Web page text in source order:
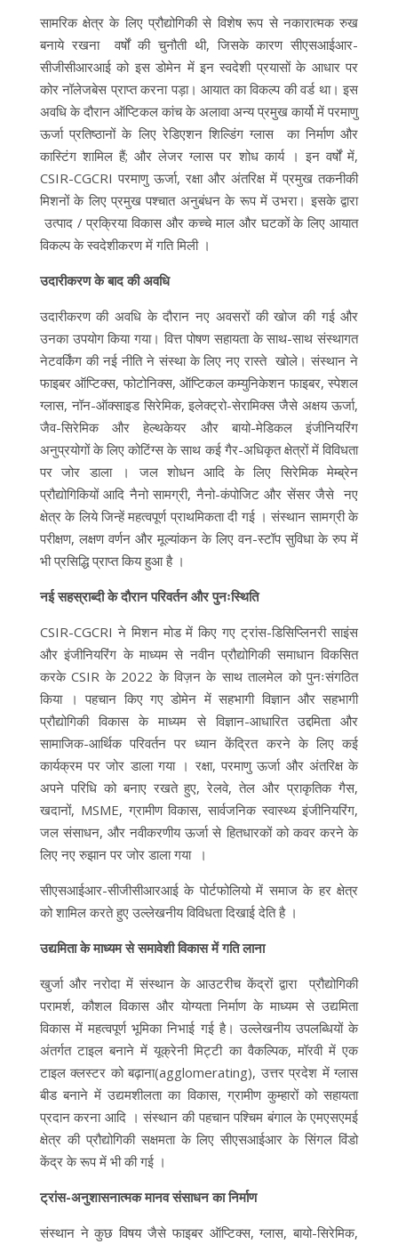
सामरिक क्षेत्र के लिए प्रौद्योगिकी से विशेष रूप से नकारात्मक रुख
बनाये रखना वर्षों की चुनौती थी, जिसके कारण सीएसआईआर-
सीजीसीआरआई को इस डोमेन में इन स्वदेशी प्रयासों के आधार पर
कोर नॉलेजबेस प्राप्त करना पड़ा। आयात का विकल्प की वर्ड था। इस
अवधि के दौरान ऑप्टिकल कांच के अलावा अन्य प्रमुख कार्यो में परमाणु
ऊर्जा प्रतिष्ठानों के लिए रेडिएशन शिल्डिंग ग्लास का निर्माण और
कास्टिंग शामिल हैं; और लेजर ग्लास पर शोध कार्य । इन वर्षों में,
CSIR-CGCRI परमाणु ऊर्जा, रक्षा और अंतरिक्ष में प्रमुख तकनीकी
मिशनों के लिए प्रमुख पश्चात अनुबंधन के रूप में उभरा। इसके द्वारा
उत्पाद / प्रक्रिया विकास और कच्चे माल और घटकों के लिए आयात
विकल्प के स्वदेशीकरण में गति मिली ।
उदारीकरण के बाद की अवधि
उदारीकरण की अवधि के दौरान नए अवसरों की खोज की गई और
उनका उपयोग किया गया। वित्त पोषण सहायता के साथ-साथ संस्थागत
नेटवर्किंग की नई नीति ने संस्था के लिए नए रास्ते खोले। संस्थान ने
फाइबर ऑप्टिक्स, फोटोनिक्स, ऑप्टिकल कम्युनिकेशन फाइबर, स्पेशल
ग्लास, नॉन-ऑक्साइड सिरेमिक, इलेक्ट्रो-सेरामिक्स जैसे अक्षय ऊर्जा,
जैव-सिरेमिक और हेल्थकेयर और बायो-मेडिकल इंजीनियरिंग
अनुप्रयोगों के लिए कोटिंग्स के साथ कई गैर-अधिकृत क्षेत्रों में विविधता
पर जोर डाला । जल शोधन आदि के लिए सिरेमिक मेम्ब्रेन
प्रौद्योगिकियों आदि नैनो सामग्री, नैनो-कंपोजिट और सेंसर जैसे नए
क्षेत्र के लिये जिन्हें महत्वपूर्ण प्राथमिकता दी गई । संस्थान सामग्री के
परीक्षण, लक्षण वर्णन और मूल्यांकन के लिए वन-स्टॉप सुविधा के रुप में
भी प्रसिद्धि प्राप्त किय हुआ है ।
नई सहस्राब्दी के दौरान परिवर्तन और पुनःस्थिति
CSIR-CGCRI ने मिशन मोड में किए गए ट्रांस-डिसिप्लिनरी साइंस
और इंजीनियरिंग के माध्यम से नवीन प्रौद्योगिकी समाधान विकसित
करके CSIR के 2022 के विज़न के साथ तालमेल को पुनःसंगठित
किया । पहचान किए गए डोमेन में सहभागी विज्ञान और सहभागी
प्रौद्योगिकी विकास के माध्यम से विज्ञान-आधारित उद्दमिता और
सामाजिक-आर्थिक परिवर्तन पर ध्यान केंद्रित करने के लिए कई
कार्यक्रम पर जोर डाला गया । रक्षा, परमाणु ऊर्जा और अंतरिक्ष के
अपने परिधि को बनाए रखते हुए, रेलवे, तेल और प्राकृतिक गैस,
खदानों, MSME, ग्रामीण विकास, सार्वजनिक स्वास्थ्य इंजीनियरिंग,
जल संसाधन, और नवीकरणीय ऊर्जा से हितधारकों को कवर करने के
लिए नए रुझान पर जोर डाला गया ।
सीएसआईआर-सीजीसीआरआई के पोर्टफोलियो में समाज के हर क्षेत्र
को शामिल करते हुए उल्लेखनीय विविधता दिखाई देति है ।
उद्यमिता के माध्यम से समावेशी विकास में गति लाना
खुर्जा और नरोदा में संस्थान के आउटरीच केंद्रों द्वारा प्रौद्योगिकी
परामर्श, कौशल विकास और योग्यता निर्माण के माध्यम से उद्यमिता
विकास में महत्वपूर्ण भूमिका निभाई गई है। उल्लेखनीय उपलब्धियों के
अंतर्गत टाइल बनाने में यूक्रेनी मिट्टी का वैकल्पिक, मॉरवी में एक
टाइल क्लस्टर को बढ़ाना(agglomerating), उत्तर प्रदेश में ग्लास
बीड बनाने में उद्यमशीलता का विकास, ग्रामीण कुम्हारों को सहायता
प्रदान करना आदि । संस्थान की पहचान पश्चिम बंगाल के एमएसएमई
क्षेत्र की प्रौद्योगिकी सक्षमता के लिए सीएसआईआर के सिंगल विंडो
केंद्र के रूप में भी की गई ।
ट्रांस-अनुशासनात्मक मानव संसाधन का निर्माण
संस्थान ने कुछ विषय जैसे फाइबर ऑप्टिक्स, ग्लास, बायो-सिरेमिक,